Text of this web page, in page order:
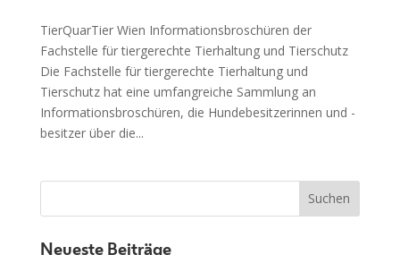
TierQuarTier Wien Informationsbroschüren der
Fachstelle für tiergerechte Tierhaltung und Tierschutz
Die Fachstelle für tiergerechte Tierhaltung und
Tierschutz hat eine umfangreiche Sammlung an
Informationsbroschüren, die Hundebesitzerinnen und -
besitzer über die...
Neueste Beiträge